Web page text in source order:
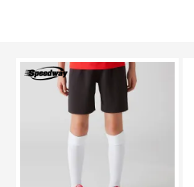
TEXTTRANSPARENTE